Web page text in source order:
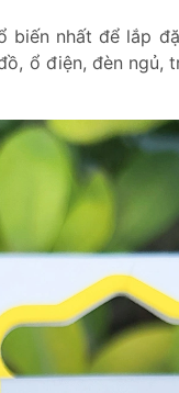
nhất để lắp
ổ điện, đèn